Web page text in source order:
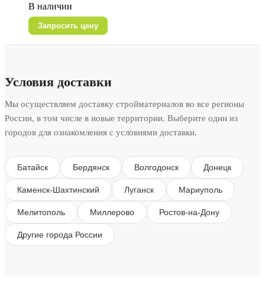
В наличии
Запросить цену
Условия доставки
Мы осуществляем доставку стройматериалов во все регионы
России, в том числе в новые территории. Выберите один из
городов для ознакомления с условиями доставки.
Батайск Бердянск Волгодонск Донецк
Каменск-Шахтинский Луганск Мариуполь
Мелитополь Миллерово Ростов-на-Дону
Другие города России